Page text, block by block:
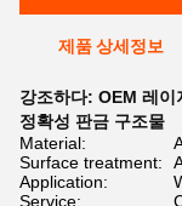
제품 상세정보
강조하다: OEM 레이
정확성 판금 구조물
Material:
Surface treatment:
Application:
Service: